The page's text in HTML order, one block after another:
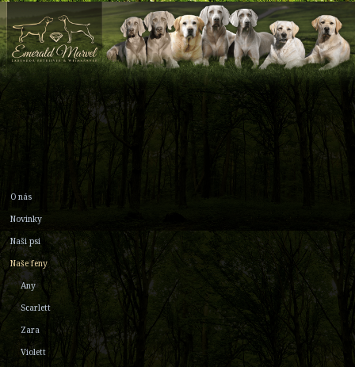
O nás
Novinky
Naši psi
Naše feny
Any
Scarlett
Zara
Violett